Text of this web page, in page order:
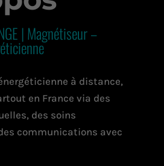
| Magnétiseur –
à distance,
en France via des
des soins
communications avec